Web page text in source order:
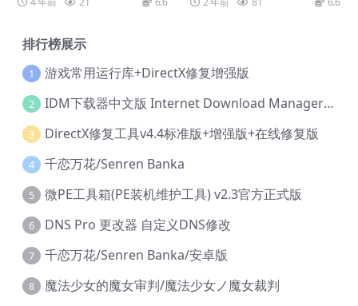
排行榜展示
1 游戏常用运行库+DirectX修复增强版
2 IDM下载器中文版 Internet Download Manager v6.42.36 IDM
3 DirectX修复工具v4.4标准版+增强版+在线修复版
4 千恋万花/Senren Banka
5 微PE工具箱(PE装机维护工具) v2.3官方正式版
6 DNS Pro 更改器 自定义DNS修改
7 千恋万花/Senren Banka/安卓版
8 魔法少女的魔女审判/魔法少女ノ魔女裁判